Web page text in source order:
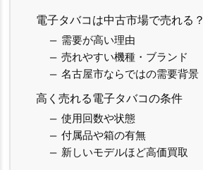
電子タバコは中古市場で売れる？
需要が高い理由
売れやすい機種・ブランド
名古屋市ならではの需要背景
高く売れる電子タバコの条件
使用回数や状態
付属品や箱の有無
新しいモデルほど高価買取